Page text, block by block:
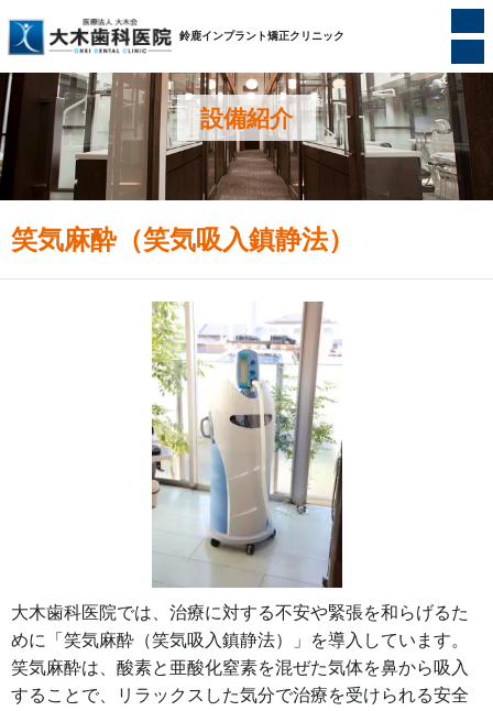
鈴鹿インプラント矯正クリニック
ホーム 設備紹介
設備紹介
笑気麻酔（笑気吸入鎮静法）
大木歯科医院では、治療に対する不安や緊張を和らげるた
めに「笑気麻酔（笑気吸入鎮静法）」を導入しています。
笑気麻酔は、酸素と亜酸化窒素を混ぜた気体を鼻から吸入
することで、リラックスした気分で治療を受けられる安全